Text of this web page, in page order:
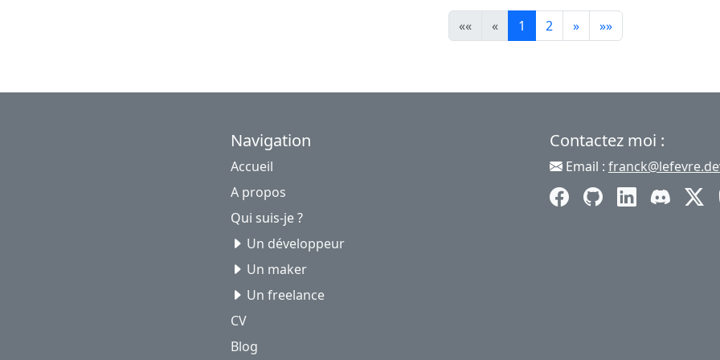
«« « 1 2 » »»
Navigation
Accueil
A propos
Qui suis-je ?
Un développeur
Un maker
Un freelance
CV
Blog
Contactez moi :
Email :